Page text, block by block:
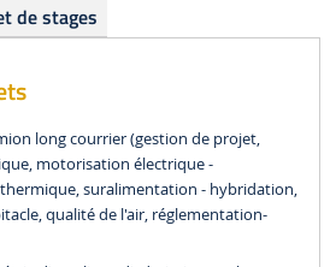
de stages
long courrier (gestion de projet,
motorisation électrique -
suralimentation - hybridation,
qualité de l'air, réglementation-